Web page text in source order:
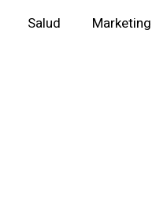
Salud Marketing